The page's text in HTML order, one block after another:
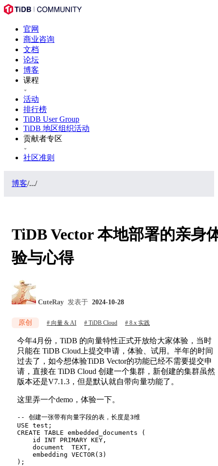
官网
商业咨询
文档
论坛
博客
课程
活动
排行榜
TiDB User Group
TiDB 地区组织活动
贡献者专区
社区准则
博客/.../
TiDB Vector 本地部署的亲身
验与心得
CuteRay 发表于 2024-10-28
原创 向量 & AI TiDB Cloud 8.x 实践
今年4月份，TiDB 的向量特性正式开放给大家体验，当时
只能在 TiDB Cloud上提交申请，体验、试用。半年的时间
过去了，如今想体验TiDB Vector的功能已经不需要提交申
请，直接在 TiDB Cloud 创建一个集群，新创建的集群虽然
版本还是V7.1.3，但是默认就自带向量功能了。
这里弄一个demo，体验一下。
-- 创建一张带有向量字段的表，长度是3维
USE test;
CREATE TABLE embedded_documents (
    id INT PRIMARY KEY,
    document  TEXT,
    embedding VECTOR(3)
);